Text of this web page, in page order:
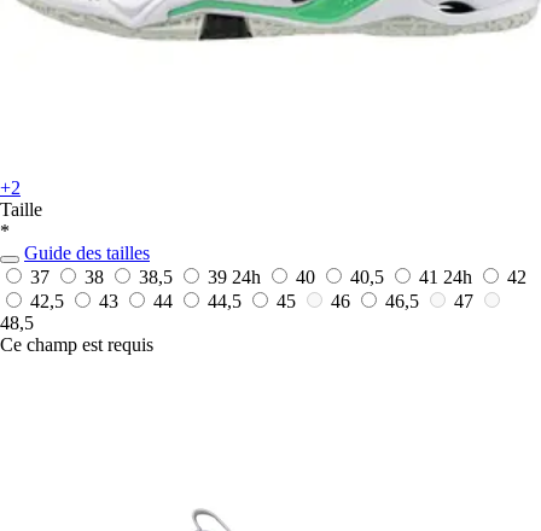
+2
Taille
*
Guide des tailles
37
38 38,5 39 24h 40 40,5 41 24h
42
42,5
43 44 44,5 45 46 46,5
47
48,5
Ce champ est requis